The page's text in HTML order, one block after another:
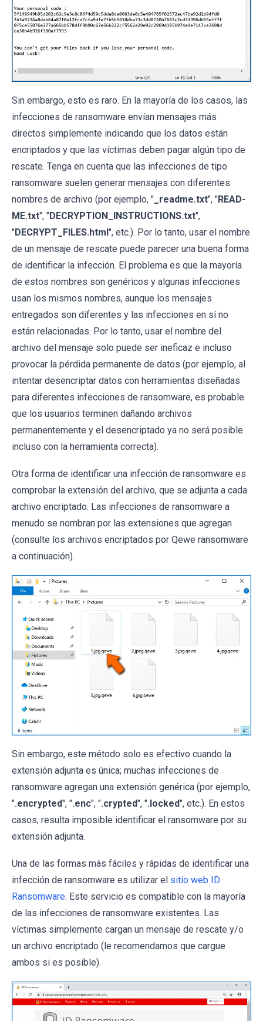
Sin embargo, esto es raro. En la mayoría de los casos, las
infecciones de ransomware envían mensajes más
directos simplemente indicando que los datos están
encriptados y que las víctimas deben pagar algún tipo de
rescate. Tenga en cuenta que las infecciones de tipo
ransomware suelen generar mensajes con diferentes
nombres de archivo (por ejemplo, " _readme.txt", "READ-
ME.txt", "DECRYPTION_INSTRUCTIONS.txt",
"DECRYPT_FILES.html", etc.). Por lo tanto, usar el nombre
de un mensaje de rescate puede parecer una buena forma
de identificar la infección. El problema es que la mayoría
de estos nombres son genéricos y algunas infecciones
usan los mismos nombres, aunque los mensajes
entregados son diferentes y las infecciones en sí no
están relacionadas. Por lo tanto, usar el nombre del
archivo del mensaje solo puede ser ineficaz e incluso
provocar la pérdida permanente de datos (por ejemplo, al
intentar desencriptar datos con herramientas diseñadas
para diferentes infecciones de ransomware, es probable
que los usuarios terminen dañando archivos
permanentemente y el desencriptado ya no será posible
incluso con la herramienta correcta).
Otra forma de identificar una infección de ransomware es
comprobar la extensión del archivo, que se adjunta a cada
archivo encriptado. Las infecciones de ransomware a
menudo se nombran por las extensiones que agregan
(consulte los archivos encriptados por Qewe ransomware
a continuación).
Sin embargo, este método solo es efectivo cuando la
extensión adjunta es única; muchas infecciones de
ransomware agregan una extensión genérica (por ejemplo,
".encrypted", ".enc", ".crypted", ".locked", etc.). En estos
casos, resulta imposible identificar el ransomware por su
extensión adjunta.
Una de las formas más fáciles y rápidas de identificar una
infección de ransomware es utilizar el sitio web ID
Ransomware. Este servicio es compatible con la mayoría
de las infecciones de ransomware existentes. Las
víctimas simplemente cargan un mensaje de rescate y/o
un archivo encriptado (le recomendamos que cargue
ambos si es posible).